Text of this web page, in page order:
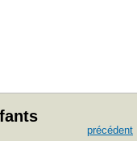
précédent